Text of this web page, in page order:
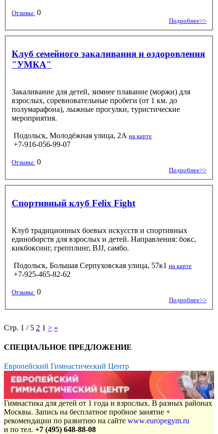
Отзывы: 0
Подробнее>>
Клуб семейного закаливания и оздоровления
"УМКА"
Закаливание для детей, зимнее плавание (моржи) для
взрослых, соревновательные пробеги (от 1 км. до
полумарафона), лыжные прогулки, туристические
мероприятия.
Подольск, Молодёжная улица, 2А на карте
+7-916-056-99-07
Отзывы: 0
Подробнее>>
Спортивный клуб Felix Fight
Клуб традиционных боевых искусств и спортивных
единоборств для взрослых и детей. Направления: бокс,
кикбоксинг, грепплинг, BJJ, самбо.
Подольск, Большая Серпуховская улица, 57к1 на карте
+7-925-465-82-62
Отзывы: 0
Подробнее>>
Стр. 1 / 5 2 1 > »
СПЕЦИАЛЬНОЕ ПРЕДЛОЖЕНИЕ
Европейский Гимнастический Центр
Гимнастика для детей от 1 года и взрослых. В разных районах
Москвы. Запись на бесплатное пробное занятие +
рекомендации по развитию на сайте www.europegym.ru
и по тел. +7 (495) 648-88-08